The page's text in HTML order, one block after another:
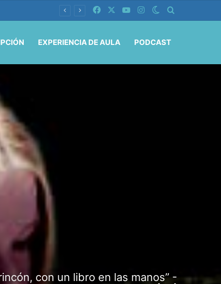
Facebook YouTubeInstagramSwitch skin
EXPERIENCIA DE AULA PODCAST
con un libro en las manos” -